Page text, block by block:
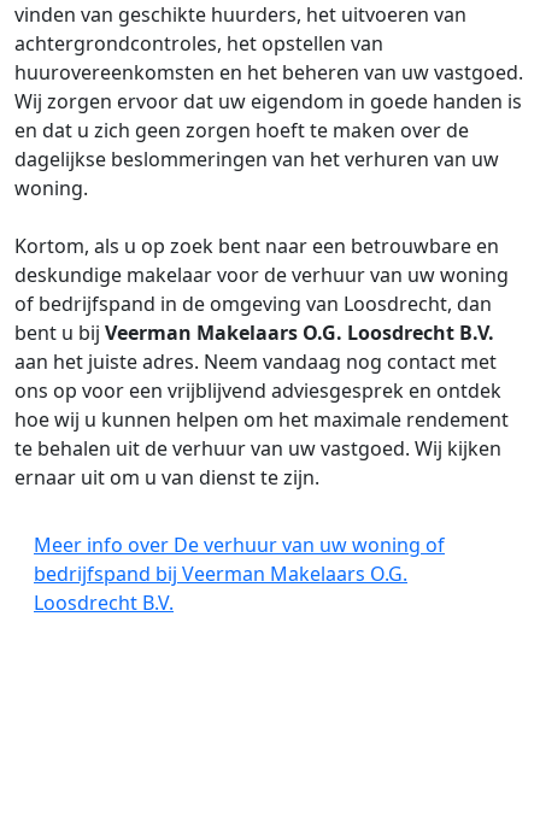
vinden van geschikte huurders, het uitvoeren van
achtergrondcontroles, het opstellen van
huurovereenkomsten en het beheren van uw vastgoed.
Wij zorgen ervoor dat uw eigendom in goede handen is
en dat u zich geen zorgen hoeft te maken over de
dagelijkse beslommeringen van het verhuren van uw
woning.
Kortom, als u op zoek bent naar een betrouwbare en
deskundige makelaar voor de verhuur van uw woning
of bedrijfspand in de omgeving van Loosdrecht, dan
bent u bij Veerman Makelaars O.G. Loosdrecht B.V.
aan het juiste adres. Neem vandaag nog contact met
ons op voor een vrijblijvend adviesgesprek en ontdek
hoe wij u kunnen helpen om het maximale rendement
te behalen uit de verhuur van uw vastgoed. Wij kijken
ernaar uit om u van dienst te zijn.
Meer info over De verhuur van uw woning of
bedrijfspand bij Veerman Makelaars O.G.
Loosdrecht B.V.